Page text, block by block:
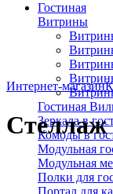
Гостиная
Витрины
Гостиная
Зеркала в
Комоды в
Модульная
Модульная
Полки для
Интернет-магазин
Стеллаж